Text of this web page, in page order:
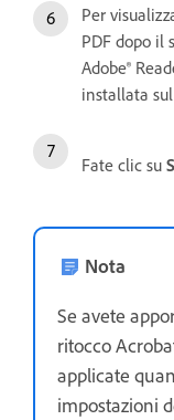
Per
PDF dopo il
Adobe®
installata
Fate clic su
Nota
Se avete
ritocco
applicate
impostazioni